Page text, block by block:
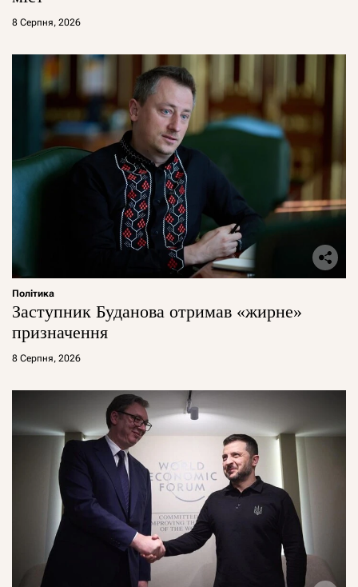
8 Серпня, 2026
Політика
Заступник Буданова отримав «жирне»
призначення
8 Серпня, 2026